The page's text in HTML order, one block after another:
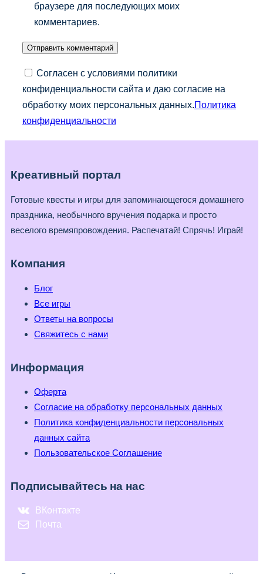
браузере для последующих моих
комментариев.
Согласен с условиями политики
конфиденциальности сайта и даю согласие на
обработку моих персональных данных. Политика
конфиденциальности
Креативный портал
Готовые квесты и игры для запоминающегося домашнего
праздника, необычного вручения подарка и просто
веселого времяпровождения. Распечатай! Спрячь! Играй!
Компания
Блог
Все игры
Ответы на вопросы
Свяжитесь с нами
Информация
Оферта
Согласие на обработку персональных данных
Политика конфиденциальности персональных
данных сайта
Пользовательское Соглашение
Подписывайтесь на нас
ВКонтакте
Почта